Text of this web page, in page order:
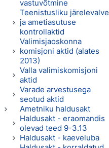
vastuvõtmine
Teenistusliku järelevalve
ja ametiasutuse
kontrollaktid
Valimisjaoskonna
komisjoni aktid (alates
2013)
Valla valimiskomisjoni
aktid
Varade arvestusega
seotud aktid
Ametniku haldusakt
Haldusakt - eraomandis
olevad teed 9-3.13
Haldusakt - kaeveluba